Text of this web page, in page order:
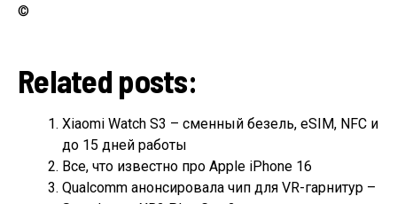
©
Related posts:
Xiaomi Watch S3 – сменный безель, eSIM, NFC и
до 15 дней работы
Все, что известно про Apple iPhone 16
Qualcomm анонсировала чип для VR-гарнитур –